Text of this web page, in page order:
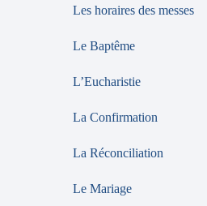
Les horaires des messes
Le Baptême
L’Eucharistie
La Confirmation
La Réconciliation
Le Mariage